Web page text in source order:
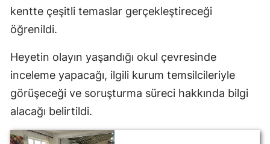
kentte çeşitli temaslar gerçekleştireceği
öğrenildi.
Heyetin olayın yaşandığı okul çevresinde
inceleme yapacağı, ilgili kurum temsilcileriyle
görüşeceği ve soruşturma süreci hakkında bilgi
alacağı belirtildi.